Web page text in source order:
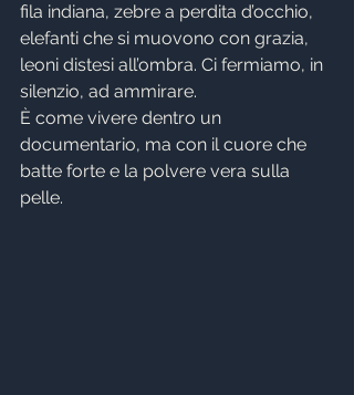
fila indiana, zebre a perdita d’occhio,
elefanti che si muovono con grazia,
leoni distesi all’ombra. Ci fermiamo, in
silenzio, ad ammirare.
È come vivere dentro un
documentario, ma con il cuore che
batte forte e la polvere vera sulla
pelle.